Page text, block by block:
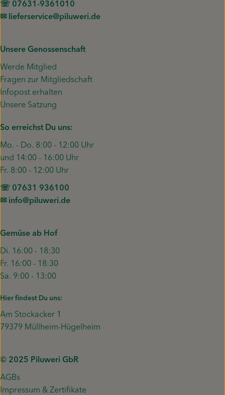
☏ 07631-9361010
✉︎ lieferservice@piluweri.de
Unsere Genossenschaft
Werde Mitglied
Fragen zur Mitgliedschaft
Infopost erhalten
Unsere Satzung
So erreichst Du uns:
Mo. - Do. 8:00 - 12:00 Uhr
und 14:00 - 16:00 Uhr
Fr. 8:00 - 12:00 Uhr
☏ 07631 936100
✉︎ info@piluweri.de
Gemüse ab Hof
Di. 16:00 - 18:30
Fr. 16:00 - 18:30
Sa. 9:00 - 13:00
Hier findest Du uns:
Am Stockacker 1
79379 Müllheim-Hügelheim
© 2025 Piluweri GbR
AGBs
Impressum & Zertifikate